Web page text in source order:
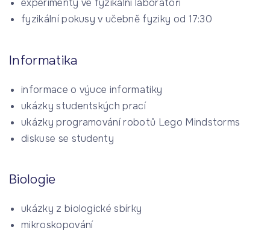
experimenty ve fyzikální laboratoři
fyzikální pokusy v učebně fyziky od 17:30
Informatika
informace o výuce informatiky
ukázky studentských prací
ukázky programování robotů Lego Mindstorms
diskuse se studenty
Biologie
ukázky z biologické sbírky
mikroskopování